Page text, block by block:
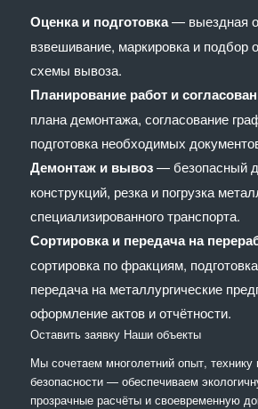
Оценка и подготовка— выездная
взвешивание, маркировка и подбор
схемы вывоза.
Планирование работ и
плана демонтажа, согласование
подготовка необходимых
Демонтаж и вывоз— безопасный
конструкций, резка и погрузка
специализированного транспорта.
Сортировка и передача на
сортировка по фракциям,
передача на металлургические
оформление актов и отчётности.
Оставить заявку Наши объекты
Мы сочетaем многолетний опыт, технику
безопасности — обеспечиваем
прозрачные расчёты и своевременную